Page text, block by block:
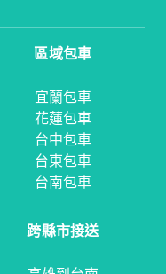
區域包車
宜蘭包車
花蓮包車
台中包車
台東包車
台南包車
跨縣市接送